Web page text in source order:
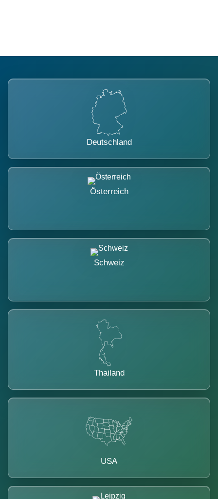
Deutschland
Österreich
Schweiz
Thailand
USA